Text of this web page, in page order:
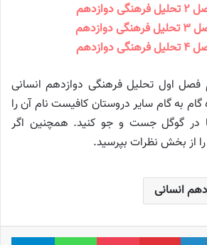
فصل اول تحلیل فرهنگی دوازدهم انسانی
به گام سایر دروستان کافیست نام آن را
در گوگل جست و جو کنید. همچنین اگر
از بخش نظرات بپرسید.
انسانی
لینکدین ‫پین‌ترست پاکت واتس آپ